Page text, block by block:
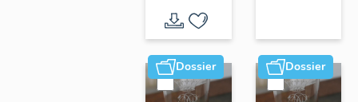
Dossier Dossier